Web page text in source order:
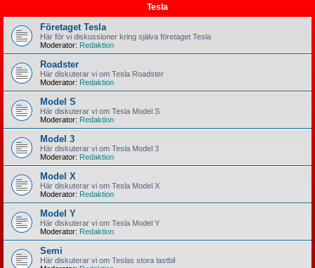
Tesla
Företaget Tesla
Här för vi diskussioner kring själva företaget Tesla
Moderator: Redaktion
Roadster
Här diskuterar vi om Tesla Roadster
Moderator: Redaktion
Model S
Här diskuterar vi om Tesla Model S
Moderator: Redaktion
Model 3
Här diskuterar vi om Tesla Model 3
Moderator: Redaktion
Model X
Här diskuterar vi om Tesla Model X
Moderator: Redaktion
Model Y
Här diskuterar vi om Tesla Model Y
Moderator: Redaktion
Semi
Här diskuterar vi om Teslas stora lastbil